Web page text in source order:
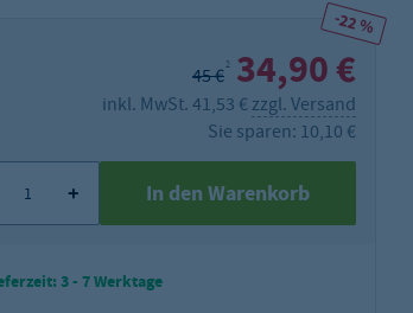
-22 %
45 €2 34,90 €
inkl. MwSt. 41,53 € zzgl. Versand
Sie sparen: 10,10 €
In den Warenkorb
3 - 7 Werktage